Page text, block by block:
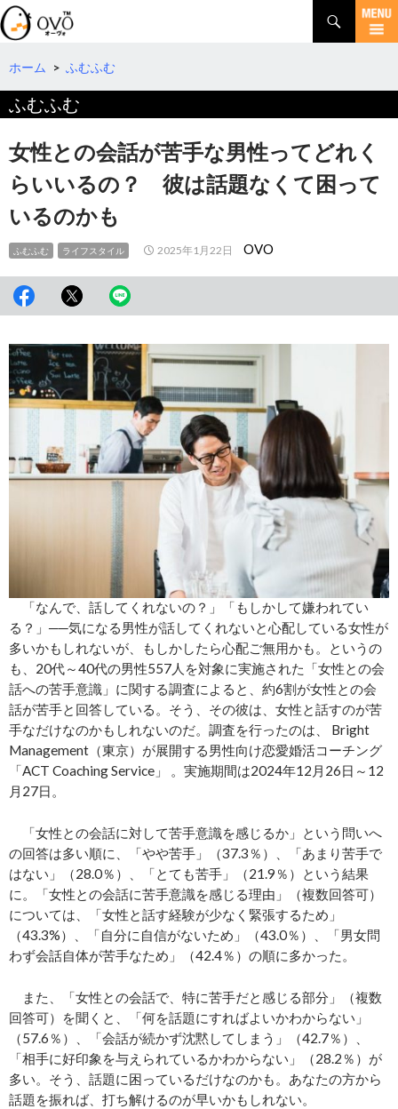
検
索
コ
テ
へ
動
ホーム > ふむふむ
ふむふむ
女性との会話が苦手な男性ってどれく
らいいるの？ 彼は話題なくて困って
いるのかも
ふむふむ ライフスタイル 2025年1月22日 OVO
「なんで、話してくれないの？」「もしかして嫌われてい
る？」──気になる男性が話してくれないと心配している女性が
多いかもしれないが、もしかしたら心配ご無用かも。というの
も、20代～40代の男性557人を対象に実施された「女性との会
話への苦手意識」に関する調査によると、約6割が女性との会
話が苦手と回答している。そう、その彼は、女性と話すのが苦
手なだけなのかもしれないのだ。調査を行ったのは、 Bright
Management（東京）が展開する男性向け恋愛婚活コーチング
「ACT Coaching Service」 。実施期間は2024年12月26日～12
月27日。
「女性との会話に対して苦手意識を感じるか」という問いへ
の回答は多い順に、「やや苦手」（37.3％）、「あまり苦手で
はない」（28.0％）、「とても苦手」（21.9％）という結果
に。「女性との会話に苦手意識を感じる理由」（複数回答可）
については、「女性と話す経験が少なく緊張するため」
（43.3%）、「自分に自信がないため」（43.0％）、「男女問
わず会話自体が苦手なため」（42.4％）の順に多かった。
また、「女性との会話で、特に苦手だと感じる部分」（複数
回答可）を聞くと、「何を話題にすればよいかわからない」
（57.6％）、「会話が続かず沈黙してしまう」（42.7％）、
「相手に好印象を与えられているかわからない」（28.2％）が
多い。そう、話題に困っているだけなのかも。あなたの方から
話題を振れば、打ち解けるのが早いかもしれない。